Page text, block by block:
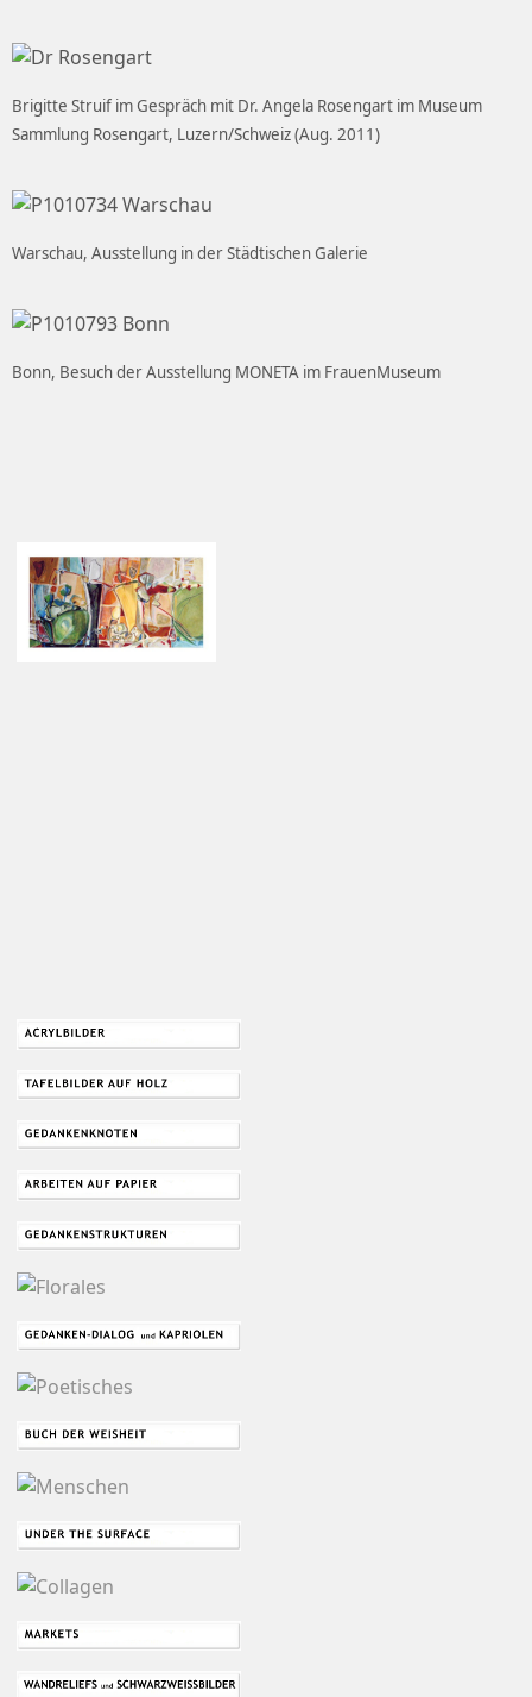
Brigitte Struif im Gespräch mit Dr. Angela Rosengart im Museum
Sammlung Rosengart, Luzern/Schweiz (Aug. 2011)
Warschau, Ausstellung in der Städtischen Galerie
Bonn, Besuch der Ausstellung MONETA im FrauenMuseum